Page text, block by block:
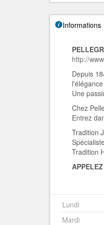
Informations
http://
Depuis
Une
Chez
Entrez
Tradition
Tradition
Lundi
Mardi